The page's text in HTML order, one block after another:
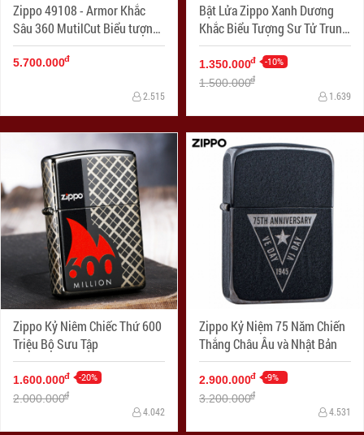
Zippo 49108 - Armor Khắc
Sâu 360 MutilCut Biểu tượng
Fleu-De-Lis
5.700.000đ
2.515
Bật Lửa Zippo Xanh Dương
Khắc Biểu Tượng Sư Tử Trung
Cổ
1.350.000đ -10%
1.500.000đ
1.639
Zippo Kỷ Niêm Chiếc Thứ 600
Triệu Bộ Sưu Tập
1.600.000đ -20%
2.000.000đ
4.042
Zippo Kỷ Niệm 75 Năm Chiến
Thắng Châu Âu và Nhật Bản
2.900.000đ -9%
3.200.000đ
4.531